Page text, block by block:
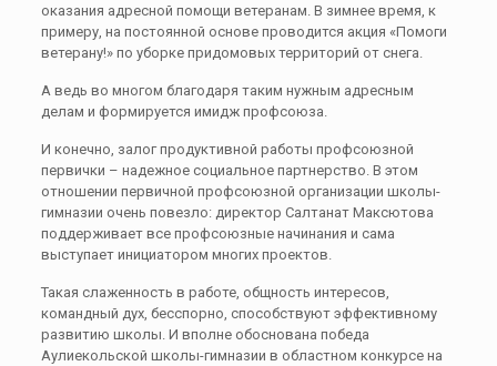
оказания адресной помощи ветеранам. В зимнее время, к
примеру, на постоянной основе проводится акция «Помоги
ветерану!» по уборке придомовых территорий от снега.
А ведь во многом благодаря таким нужным адресным
делам и формируется имидж профсоюза.
И конечно, залог продуктивной работы профсоюзной
первички – надежное социальное партнерство. В этом
отношении первичной профсоюзной организации школы-
гимназии очень повезло: директор Салтанат Максютова
поддерживает все профсоюзные начинания и сама
выступает инициатором многих проектов.
Такая слаженность в работе, общность интересов,
командный дух, бесспорно, способствуют эффективному
развитию школы. И вполне обоснована победа
Аулиекольской школы-гимназии в областном конкурсе на